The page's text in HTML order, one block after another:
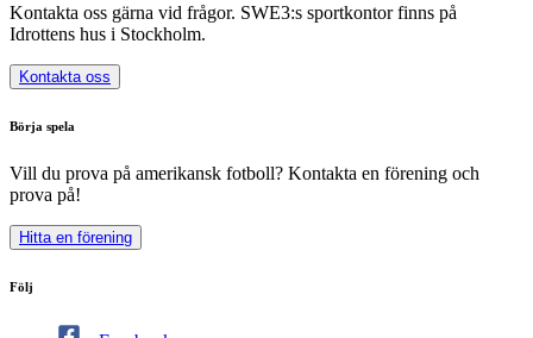
Kontakta oss gärna vid frågor. SWE3:s sportkontor finns på
Idrottens hus i Stockholm.
Kontakta oss
Börja spela
Vill du prova på amerikansk fotboll? Kontakta en förening och
prova på!
Hitta en förening
Följ